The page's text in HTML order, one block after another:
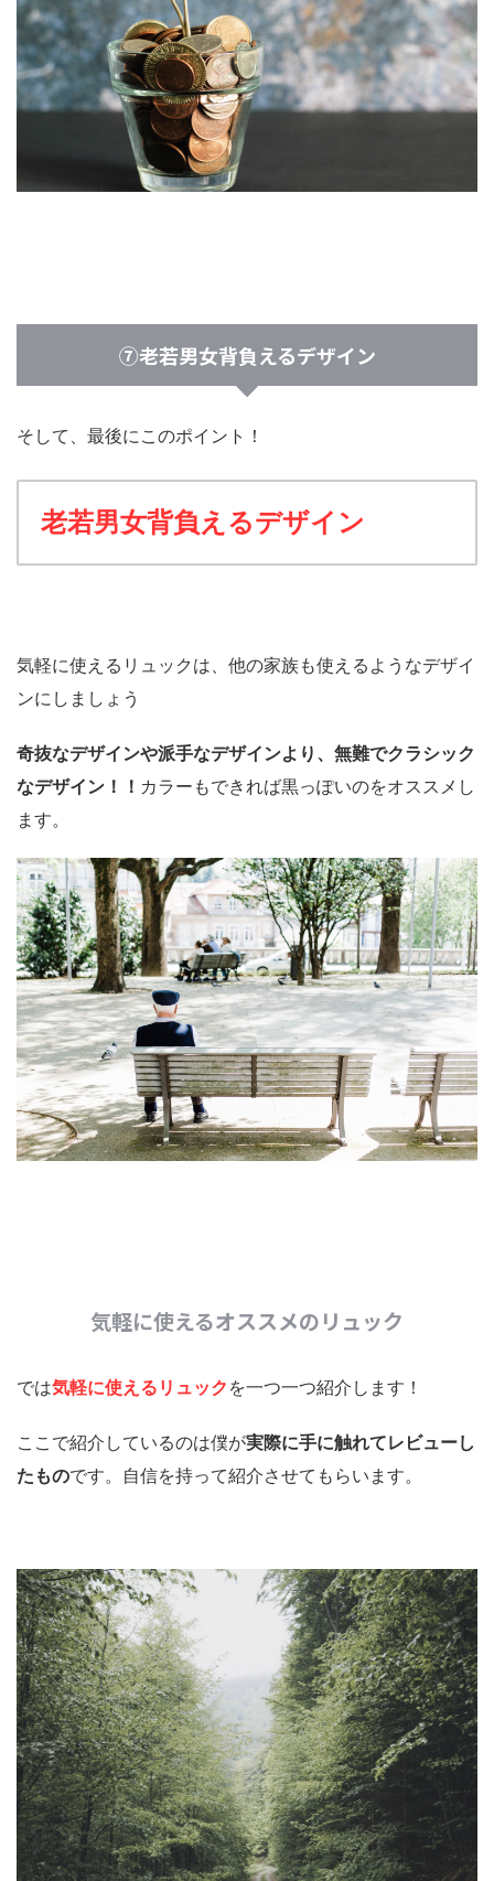
⑦老若男女背負えるデザイン
そして、最後にこのポイント！
老若男女背負えるデザイン
気軽に使えるリュックは、他の家族も使えるようなデザイ
ンにしましょう
奇抜なデザインや派手なデザインより、無難でクラシック
なデザイン！！ カラーもできれば黒っぽいのをオススメし
ます。
気軽に使えるオススメのリュック
では気軽に使えるリュック を一つ一つ紹介します！
ここで紹介しているのは僕が実際に手に触れてレビューし
たものです。自信を持って紹介させてもらいます。